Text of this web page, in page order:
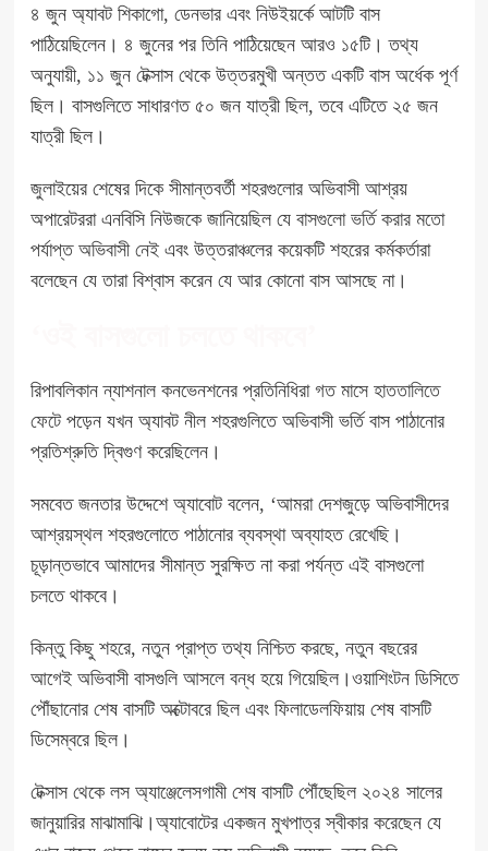
৪ জুন অ্যাবট শিকাগো, ডেনভার এবং নিউইয়র্কে আটটি বাস
পাঠিয়েছিলেন। ৪ জুনের পর তিনি পাঠিয়েছেন আরও ১৫টি। তথ্য
অনুযায়ী, ১১ জুন টেক্সাস থেকে উত্তরমুখী অন্তত একটি বাস অর্ধেক পূর্ণ
ছিল। বাসগুলিতে সাধারণত ৫০ জন যাত্রী ছিল, তবে এটিতে ২৫ জন
যাত্রী ছিল।
জুলাইয়ের শেষের দিকে সীমান্তবর্তী শহরগুলোর অভিবাসী আশ্রয়
অপারেটররা এনবিসি নিউজকে জানিয়েছিল যে বাসগুলো ভর্তি করার মতো
পর্যাপ্ত অভিবাসী নেইএবং উত্তরাঞ্চলের কয়েকটি শহরের কর্মকর্তারা
বলেছেন যে তারা বিশ্বাস করেন যে আর কোনো বাস আসছে না।
রিপাবলিকান ন্যাশনাল কনভেনশনের প্রতিনিধিরা গত মাসে হাততালিতে
ফেটেপড়েন যখন অ্যাবট নীল শহরগুলিতে অভিবাসী ভর্তি বাস পাঠানোর
প্রতিশ্রুতি দ্বিগুণ করেছিলেন।
সমবেত জনতার উদ্দেশে অ্যাবোট বলেন, ‘আমরা দেশজুড়ে অভিবাসীদের
আশ্রয়স্থল শহরগুলোতে পাঠানোর ব্যবস্থা অব্যাহত রেখেছি।
চূড়ান্তভাবে আমাদের সীমান্ত সুরক্ষিত না করা পর্যন্ত এই বাসগুলো
চলতে থাকবে।
কিন্তু কিছু শহরে, নতুন প্রাপ্ত তথ্য নিশ্চিত করছে, নতুন বছরের
আগেই অভিবাসী বাসগুলি আসলে বন্ধ হয়ে গিয়েছিল।ওয়াশিংটন ডিসিতে
পৌঁছানোর শেষ বাসটি অক্টোবরে ছিল এবং ফিলাডেলফিয়ায় শেষ বাসটি
ডিসেম্বরে ছিল।
টেক্সাস থেকে লস অ্যাঞ্জেলেসগামী শেষ বাসটি পৌঁছেছিল ২০২৪ সালের
জানুয়ারির মাঝামাঝি।অ্যাবোটের একজন মুখপাত্র স্বীকার করেছেন যে